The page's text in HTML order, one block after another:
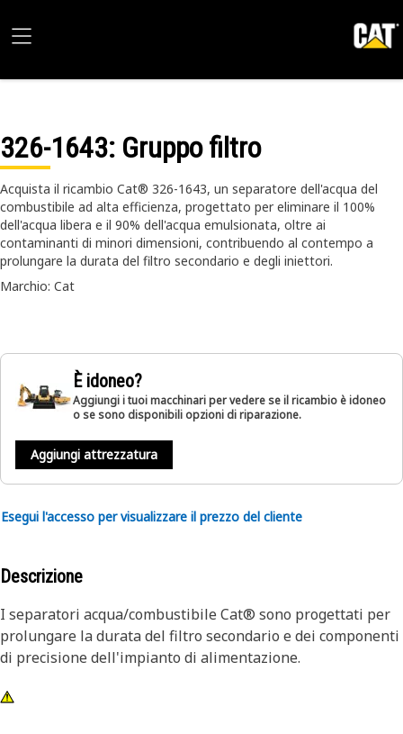
326-1643: Gruppo filtro
Acquista il ricambio Cat® 326-1643, un separatore dell'acqua del
combustibile ad alta efficienza, progettato per eliminare il 100%
dell'acqua libera e il 90% dell'acqua emulsionata, oltre ai
contaminanti di minori dimensioni, contribuendo al contempo a
prolungare la durata del filtro secondario e degli iniettori.
Marchio: Cat
È idoneo?
Aggiungi i tuoi macchinari per vedere se il ricambio è idoneo
o se sono disponibili opzioni di riparazione.
Aggiungi attrezzatura
Esegui l'accesso per visualizzare il prezzo del cliente
Descrizione
I separatori acqua/combustibile Cat® sono progettati per
prolungare la durata del filtro secondario e dei componenti
di precisione dell'impianto di alimentazione.